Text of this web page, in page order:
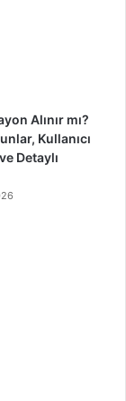
Alınır mı?
Kullanıcı
Detaylı